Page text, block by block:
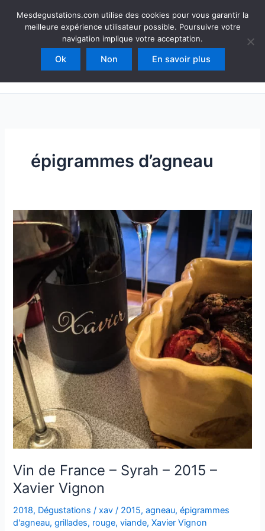
Mesdegustations
Dégustations, accords & autour du vin
Rechercher
épigrammes d’agneau
Vin de France – Syrah – 2015 –
Xavier Vignon
2018, Dégustations /xav/ 2015,agneau,épigrammes
d'agneau,grillades, rouge,viande,Xavier Vignon
Mesdegustations.com utilise des cookies pour vous garantir la
meilleure expérience utilisateur possible. Poursuivre votre
navigation implique votre acceptation.
Ok Non En savoir plus